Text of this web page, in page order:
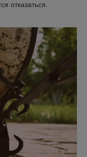
отказаться.